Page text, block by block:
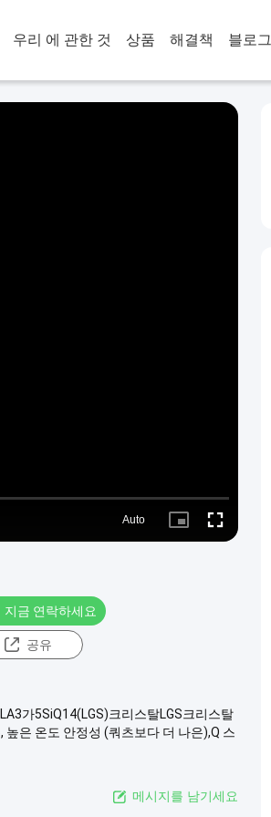
우리 에 관한 것 상품 해결책 블로그
Auto
Picture- Fullscreen
지금 연락하세요
공유
가5SiQ14(LGS)크리스탈LGS크리스탈
높은 온도 안정성 (쿼츠보다 더 나은),Q 스
메시지를 남기세요